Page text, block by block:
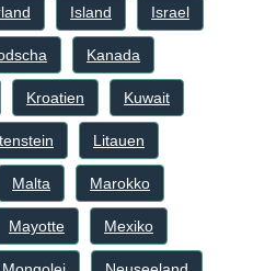
Island Israel
Kanada
Kroatien Kuwait
Litauen
Malta Marokko
Mayotte Mexiko